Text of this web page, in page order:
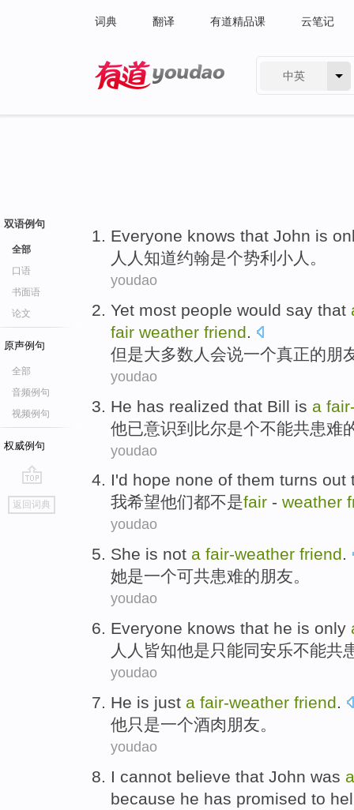
词典 翻译 有道精品课 云笔记
中英
双语例句
全部
口语
书面语
论文
原声例句
全部
音频例句
视频例句
权威例句
go
top
返回词典
Everyone knows that John is
人人 知道约翰是个势利 小人。
youdao
Yet most people would say that
fair weather friend.
但是大多数 人 会说一个真正的朋
youdao
He has realized that Bill is a
他已意识到 比尔是个不能共患难
youdao
I'd hope none of them turns out
我希望他们都不是fair - weather
youdao
She is not a fair-weather friend.
她是一个可共患难的朋友。
youdao
Everyone knows that he is only
人人皆知他是只能同安乐不能共
youdao
He is just a fair-weather friend.
他只是一个酒肉朋友。
youdao
I cannot believe that John was
because he has promised to